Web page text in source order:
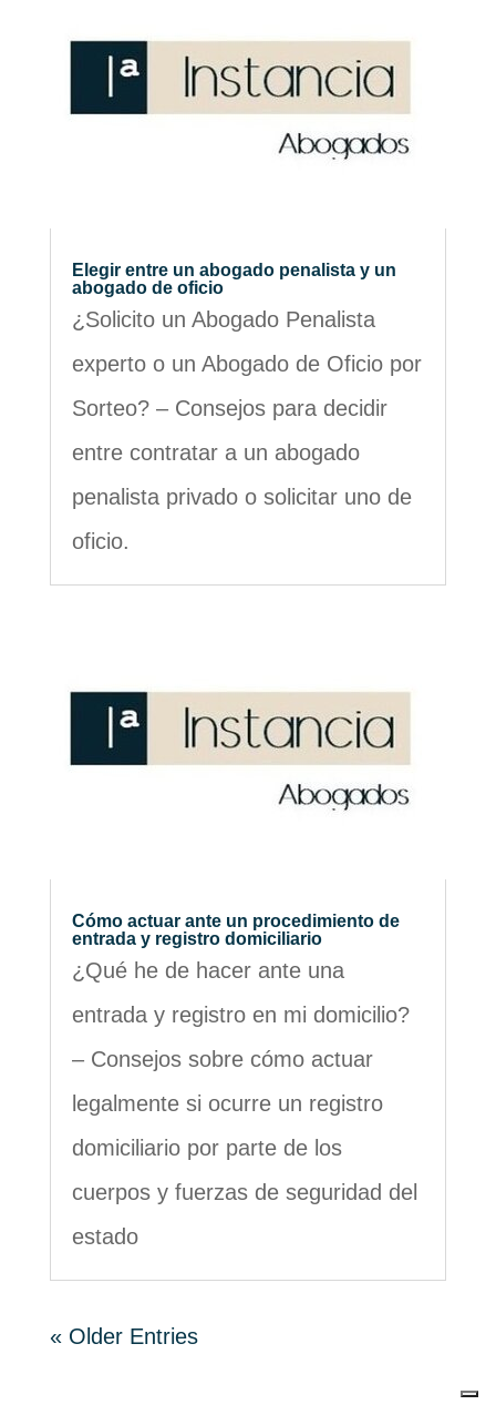
Elegir entre un abogado penalista y un
abogado de oficio
¿Solicito un Abogado Penalista
experto o un Abogado de Oficio por
Sorteo? – Consejos para decidir
entre contratar a un abogado
penalista privado o solicitar uno de
oficio.
Cómo actuar ante un procedimiento de
entrada y registro domiciliario
¿Qué he de hacer ante una
entrada y registro en mi domicilio?
– Consejos sobre cómo actuar
legalmente si ocurre un registro
domiciliario por parte de los
cuerpos y fuerzas de seguridad del
estado
« Older Entries